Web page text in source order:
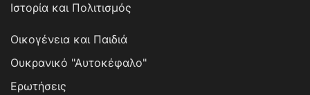
Ιστορία και Πολιτισμός
Οικογένεια και Παιδιά
Ουκρανικό "Αυτοκέφαλο"
Ερωτήσεις